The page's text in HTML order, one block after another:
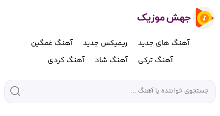
آهنگ های جدید ریمیکس جدید
آهنگ غمگین
آهنگ ترکی
آهنگ شاد آهنگ کردی